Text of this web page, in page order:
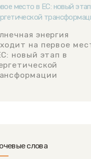
энергия
на первое
новый этап в
слова